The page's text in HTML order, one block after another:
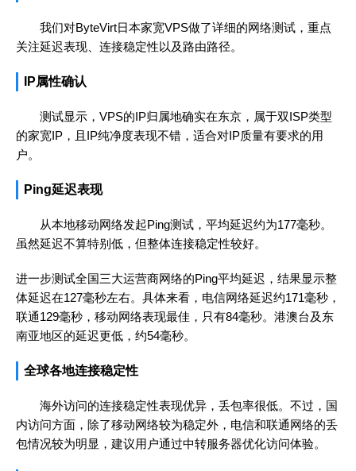
我们对ByteVirt日本家宽VPS做了详细的网络测试，重点
关注延迟表现、连接稳定性以及路由路径。
IP属性确认
测试显示，VPS的IP归属地确实在东京，属于双ISP类型
的家宽IP，且IP纯净度表现不错，适合对IP质量有要求的用
户。
Ping延迟表现
从本地移动网络发起Ping测试，平均延迟约为177毫秒。
虽然延迟不算特别低，但整体连接稳定性较好。
进一步测试全国三大运营商网络的Ping平均延迟，结果显示整
体延迟在127毫秒左右。具体来看，电信网络延迟约171毫秒，
联通129毫秒，移动网络表现最佳，只有84毫秒。港澳台及东
南亚地区的延迟更低，约54毫秒。
全球各地连接稳定性
海外访问的连接稳定性表现优异，丢包率很低。不过，国
内访问方面，除了移动网络较为稳定外，电信和联通网络的丢
包情况较为明显，建议用户通过中转服务器优化访问体验。